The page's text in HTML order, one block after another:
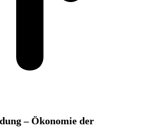
– Ökonomie der